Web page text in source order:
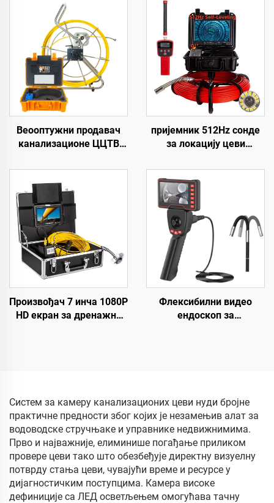
Веооптужни продавач
канализационе ЦЦТВ
водонепропусна ИП68, 9
инчни екран,
индустријска видео
инспекциона камера
пријемник 512Hz сонде
за локацију цеви
дренажна
канализациона цев са SD
картицом 16GB & WIFI
Произвођач 7 инча 1080P
HD екран за дренажни
заштитом за испитивање
канализационих линија
Флексибилни видео
ендоскоп за
Систем за камеру канализационих цеви нуди бројне
практичне предности због којих је незамењив алат за
водоводске стручњаке и управнике недвижнимима.
Прво и најважније, елиминише погађање приликом
провере цеви тако што обезбеђује директну визуелну
потврду стања цеви, чувајући време и ресурсе у
дијагностичким поступцима. Камера високе
дефиниције са ЛЕД осветљењем омогућава тачну